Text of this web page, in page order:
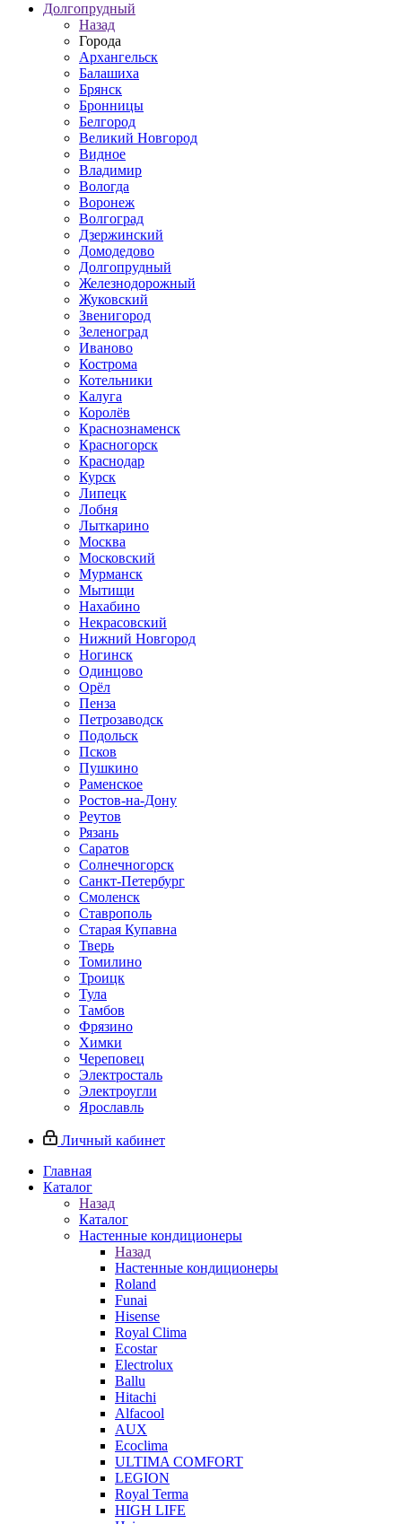
Долгопрудный
Назад
Города
Архангельск
Балашиха
Брянск
Бронницы
Белгород
Великий Новгород
Видное
Владимир
Вологда
Воронеж
Волгоград
Дзержинский
Домодедово
Долгопрудный
Железнодорожный
Жуковский
Звенигород
Зеленоград
Иваново
Кострома
Котельники
Калуга
Королёв
Краснознаменск
Красногорск
Краснодар
Курск
Липецк
Лобня
Лыткарино
Москва
Московский
Мурманск
Мытищи
Нахабино
Некрасовский
Нижний Новгород
Ногинск
Одинцово
Орёл
Пенза
Петрозаводск
Подольск
Псков
Пушкино
Раменское
Ростов-на-Дону
Реутов
Рязань
Саратов
Солнечногорск
Санкт-Петербург
Смоленск
Ставрополь
Старая Купавна
Тверь
Томилино
Троицк
Тула
Тамбов
Фрязино
Химки
Череповец
Электросталь
Электроугли
Ярославль
Личный кабинет
Главная
Каталог
Назад
Каталог
Настенные кондиционеры
Назад
Настенные кондиционеры
Roland
Funai
Hisense
Royal Clima
Ecostar
Electrolux
Ballu
Hitachi
Alfacool
AUX
Ecoclima
ULTIMA COMFORT
LEGION
Royal Terma
HIGH LIFE